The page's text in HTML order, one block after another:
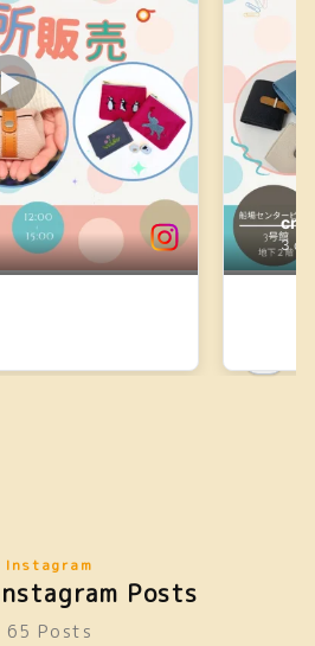
Instagram
Posts
65 Posts